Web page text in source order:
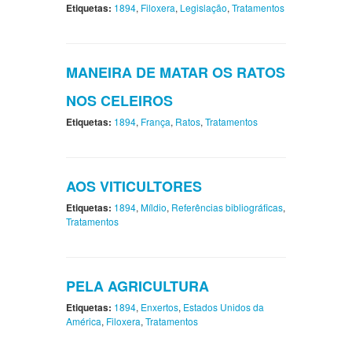
Etiquetas: 1894, Filoxera, Legislação, Tratamentos
MANEIRA DE MATAR OS RATOS
NOS CELEIROS
Etiquetas: 1894, França, Ratos, Tratamentos
AOS VITICULTORES
Etiquetas: 1894, Míldio, Referências bibliográficas,
Tratamentos
PELA AGRICULTURA
Etiquetas: 1894, Enxertos, Estados Unidos da
América, Filoxera, Tratamentos